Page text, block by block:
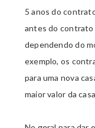
5 anos do
antes do contrato
dependendo do
exemplo, os
para uma nova
maior valor da